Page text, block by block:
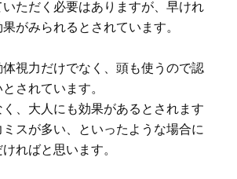
ただく必要はありますが、早けれ
がみられるとされています。
体視力だけでなく、頭も使うので認
されています。
、大人にも効果があるとされます
スが多い、といったような場合に
ればと思います。